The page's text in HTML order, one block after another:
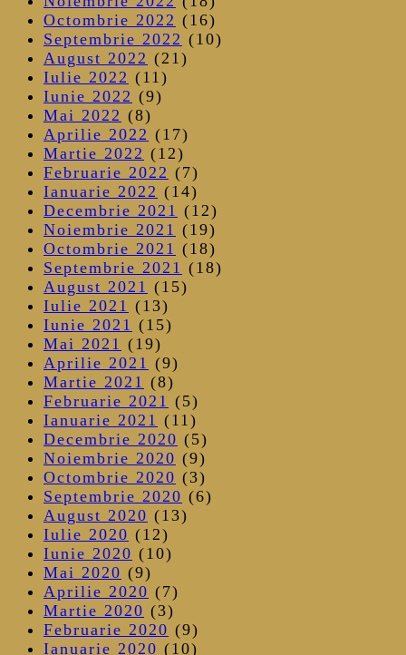
Octombrie 2022 (16)
Septembrie 2022 (10)
August 2022 (21)
Iulie 2022 (11)
Iunie 2022 (9)
Mai 2022 (8)
Aprilie 2022 (17)
Martie 2022 (12)
Februarie 2022 (7)
Ianuarie 2022 (14)
Decembrie 2021 (12)
Noiembrie 2021 (19)
Octombrie 2021 (18)
Septembrie 2021 (18)
August 2021 (15)
Iulie 2021 (13)
Iunie 2021 (15)
Mai 2021 (19)
Aprilie 2021 (9)
Martie 2021 (8)
Februarie 2021 (5)
Ianuarie 2021 (11)
Decembrie 2020 (5)
Noiembrie 2020 (9)
Octombrie 2020 (3)
Septembrie 2020 (6)
August 2020 (13)
Iulie 2020 (12)
Iunie 2020 (10)
Mai 2020 (9)
Aprilie 2020 (7)
Martie 2020 (3)
Februarie 2020 (9)
Ianuarie 2020 (10)